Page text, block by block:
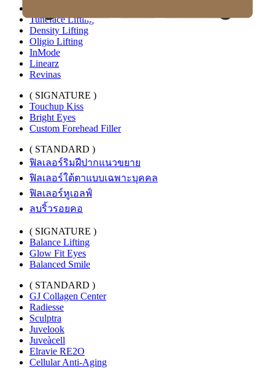
Tuneface Lifting
Density Lifting
Oligio Lifting
InMode
Linearz
Revinas
( SIGNATURE )
Touchup Kiss
Bright Eyes
Custom Forehead Filler
( STANDARD )
ฟิลเลอร์ริมฝีปากแนวขยาย
ฟิลเลอร์ใต้ตาแบบเฉพาะบุคคล
ฟิลเลอร์หูเอลฟ์
ลบริ้วรอยคอ
( SIGNATURE )
Balance Lifting
Glow Fit Eyes
Balanced Smile
( STANDARD )
GJ Collagen Center
Radiesse
Sculptra
Juvelook
Juveàcell
Elravie RE2O
Cellular Anti-Aging